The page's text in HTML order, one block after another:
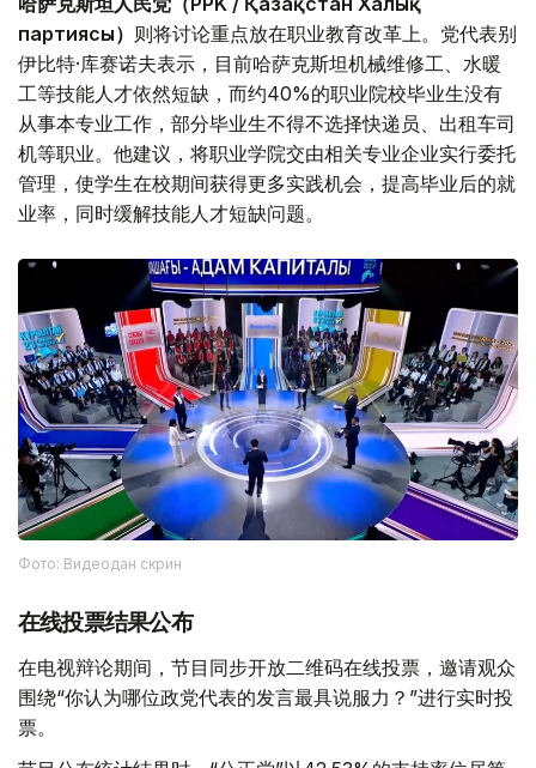
партиясы） 则将讨论重点放在职业教育改革上。党代表别
伊比特·库赛诺夫表示，目前哈萨克斯坦机械维修工、水暖
工等技能人才依然短缺，而约40%的职业院校毕业生没有
从事本专业工作，部分毕业生不得不选择快递员、出租车司
机等职业。他建议，将职业学院交由相关专业企业实行委托
管理，使学生在校期间获得更多实践机会，提高毕业后的就
业率，同时缓解技能人才短缺问题。
Фото: Видеодан скрин
在线投票结果公布
在电视辩论期间，节目同步开放二维码在线投票，邀请观众
围绕“你认为哪位政党代表的发言最具说服力？”进行实时投
票。